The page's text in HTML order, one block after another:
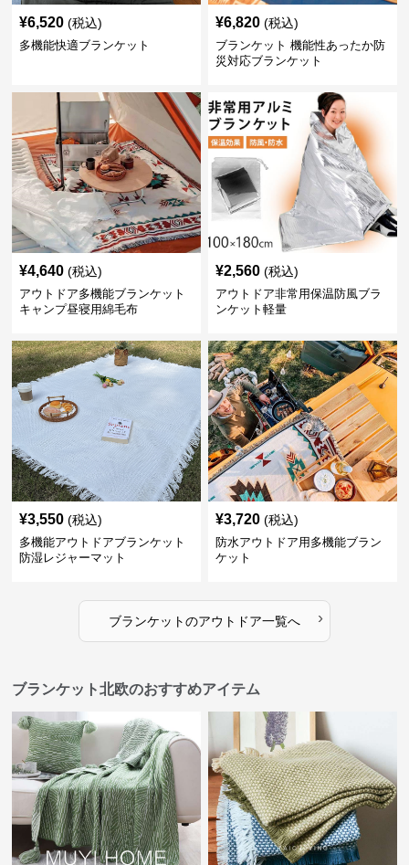
¥6,520 (税込)
多機能快適ブランケット
¥6,820 (税込)
ブランケット 機能性あったか防
災対応ブランケット
¥4,640 (税込)
アウトドア多機能ブランケット
キャンプ昼寝用綿毛布
¥2,560 (税込)
アウトドア非常用保温防風ブラ
ンケット軽量
¥3,550 (税込)
多機能アウトドアブランケット
防湿レジャーマット
¥3,720 (税込)
防水アウトドア用多機能ブラン
ケット
ブランケットのアウトドア一覧へ ›
ブランケット北欧のおすすめアイテム